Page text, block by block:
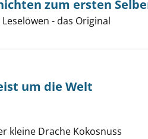
Geschichten zum ersten
zum ersten
Leselöwen - das Original
reist um die Welt anzeigen
um die Welt
kleine Drache Kokosnuss